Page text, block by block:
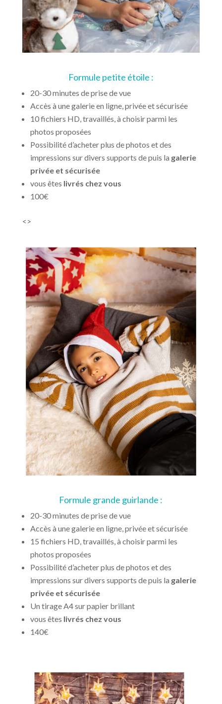
Formule petite étoile :
20-30 minutes de prise de vue
Accès à une galerie en ligne, privée et sécurisée
10 fichiers HD, travaillés, à choisir parmi les
photos proposées
Possibilité d’acheter plus de photos et des
impressions sur divers supports de puis la galerie
privée et sécurisée
vous êtes livrés chez vous
100€
<>
Formule grande guirlande :
20-30 minutes de prise de vue
Accès à une galerie en ligne, privée et sécurisée
15 fichiers HD, travaillés, à choisir parmi les
photos proposées
Possibilité d’acheter plus de photos et des
impressions sur divers supports de puis la galerie
privée et sécurisée
Un tirage A4 sur papier brillant
vous êtes livrés chez vous
140€